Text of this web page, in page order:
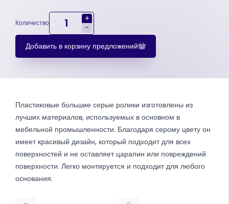
Количество
+
-
Добавить в корзину предложений
Пластиковые большие серые ролики изготовлены из
лучших материалов, используемых в основном в
мебельной промышленности. Благодаря серому цвету он
имеет красивый дизайн, который подходит для всех
поверхностей и не оставляет царапин или повреждений
поверхности. Легко монтируется и подходит для любого
основания.